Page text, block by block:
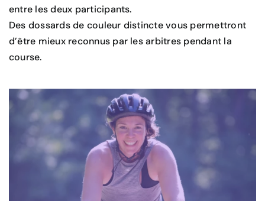
entre les deux participants.
Des dossards de couleur distincte vous permettront
d’être mieux reconnus par les arbitres pendant la
course.